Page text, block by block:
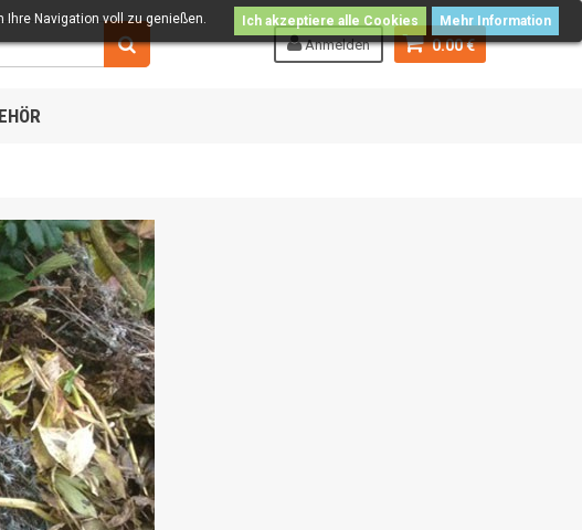
0.00 €
Anmelden
Navigation voll zu genießen. Ich akzeptiere alle Cookies Mehr Information